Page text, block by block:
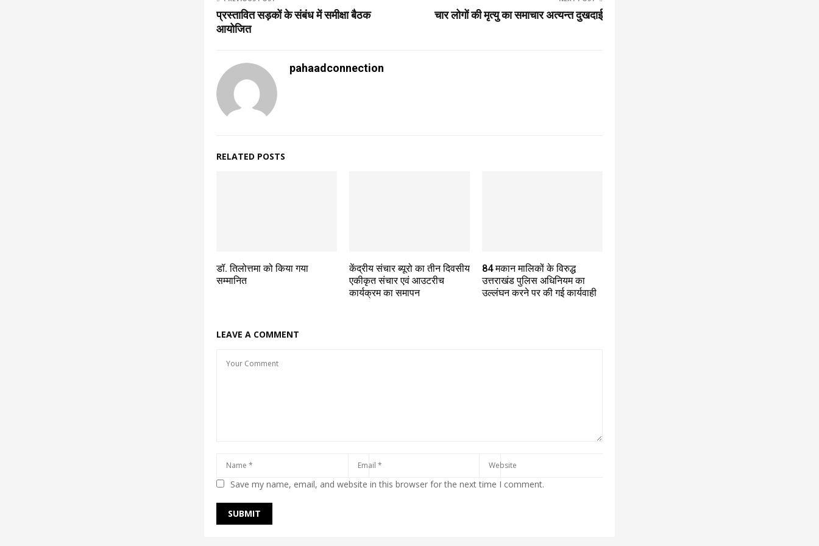
प्रस्तावित सड़कों के संबंध में समीक्षा बैठक
आयोजित
चार लोगों की मृत्यु का समाचार अत्यन्त दुखदाई
pahaadconnection
RELATED POSTS
डॉ. तिलोत्तमा को किया गया
सम्मानित
केंद्रीय संचार ब्यूरो का तीन दिवसीय
एकीकृत संचार एवं आउटरीच
कार्यक्रम का समापन
84 मकान मालिकों के विरुद्ध
उत्तराखंड पुलिस अधिनियम का
उल्लंघन करने पर की गई कार्यवाही
LEAVE A COMMENT
Save my name, email, and website in this browser for the next time I comment.